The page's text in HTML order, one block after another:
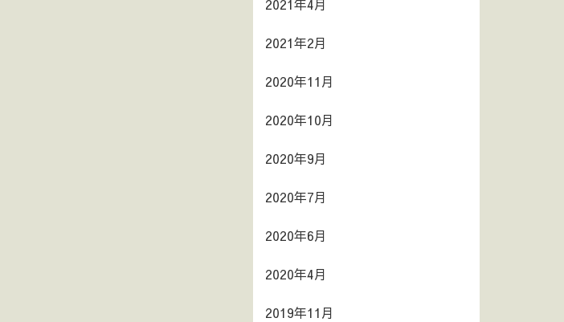
2021年4月
2021年2月
2020年11月
2020年10月
2020年9月
2020年7月
2020年6月
2020年4月
2019年11月